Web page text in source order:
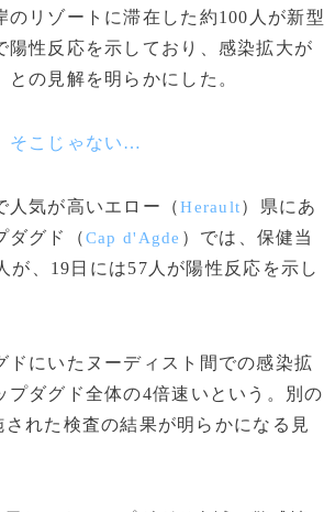
のリゾートに滞在した約100人が新型
陽性反応を示しており、感染拡大が
との見解を明らかにした。
そこじゃない…
気が高いエロー（Herault）県にあ
ダグド（Cap d'Agde ）では、保健当
が、19日には57人が陽性反応を示し
にいたヌーディスト間での感染拡
プダグド全体の4倍速いという。別の
れた検査の結果が明らかになる見